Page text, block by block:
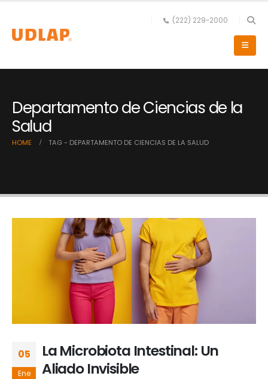
(222) 229-2000
Departamento de Ciencias de la
Salud
HOME TAG - DEPARTAMENTO DE CIENCIAS DE LA SALUD
05
Ene
La Microbiota Intestinal: Un
Aliado Invisible